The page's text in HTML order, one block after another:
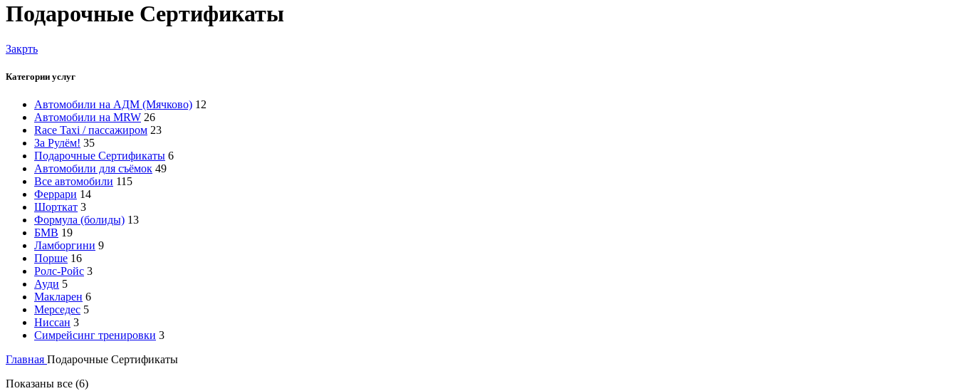
Подарочные Сертификаты
Закрть
Категории услуг
Автомобили на АДМ (Мячково) 12
Автомобили на MRW 26
Race Taxi / пассажиром 23
За Рулём! 35
Подарочные Сертификаты 6
Автомобили для съёмок 49
Все автомобили 115
Феррари 14
Шорткат 3
Формула (болиды) 13
БМВ 19
Ламборгини 9
Порше 16
Ролс-Ройс 3
Ауди 5
Макларен 6
Мерседес 5
Ниссан 3
Симрейсинг тренировки 3
Главная Подарочные Сертификаты
Показаны все (6)Сортировка: